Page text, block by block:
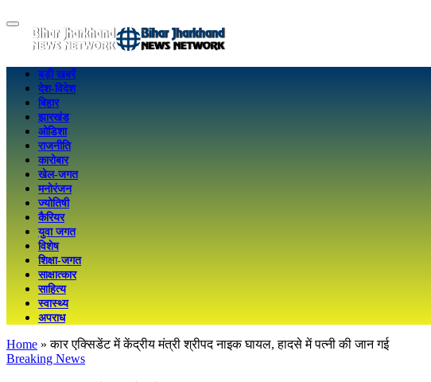
बड़ी खबरें
देश-विदेश
बिहार
झारखंड
ओडिशा
राजनीति
कारोबार
खेल-जगत
मनोरंजन
ज्योतिषी
कैरियर
युवा जगत
विशेष
शिक्षा-जगत
साक्षात्कार
साहित्य
स्वास्थ्य
अपराध
Home »कार एक्सिडेंट में केंद्रीय मंत्री श्रीपद नाइक घायल, हादसे में पत्नी की जान गई
Breaking News